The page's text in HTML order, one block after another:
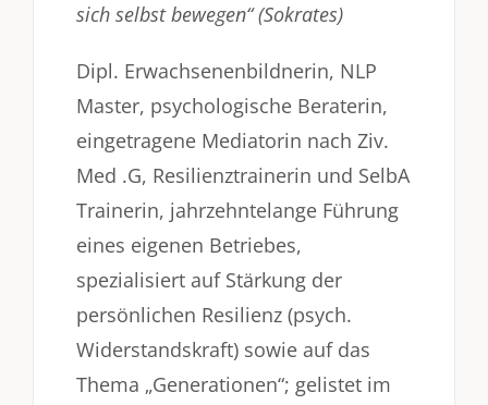
sich selbst bewegen“ (Sokrates)
Dipl. Erwachsenenbildnerin, NLP
Master, psychologische Beraterin,
eingetragene Mediatorin nach Ziv.
Med .G, Resilienztrainerin und SelbA
Trainerin, jahrzehntelange Führung
eines eigenen Betriebes,
spezialisiert auf Stärkung der
persönlichen Resilienz (psych.
Widerstandskraft) sowie auf das
Thema „Generationen“; gelistet im